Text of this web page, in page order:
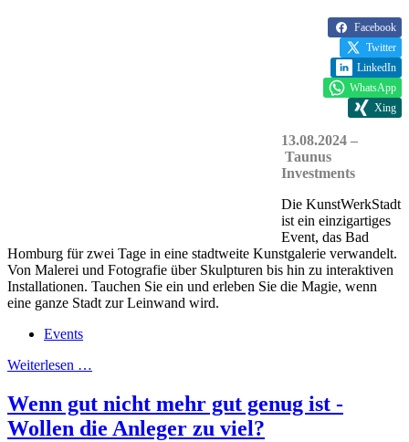
Facebook
Twitter
LinkedIn
WhatsApp
Xing
13.08.2024 –
Taunus
Investments
Die KunstWerkStadt
ist ein einzigartiges
Event, das Bad
Homburg für zwei Tage in eine stadtweite Kunstgalerie verwandelt.
Von Malerei und Fotografie über Skulpturen bis hin zu interaktiven
Installationen. Tauchen Sie ein und erleben Sie die Magie, wenn
eine ganze Stadt zur Leinwand wird.
Events
Weiterlesen …
Wenn gut nicht mehr gut genug ist -
Wollen die Anleger zu viel?